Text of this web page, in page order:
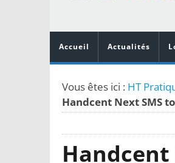
Accueil
Actualités
Vous êtes ici : HT
Handcent Next SMS
Handcent